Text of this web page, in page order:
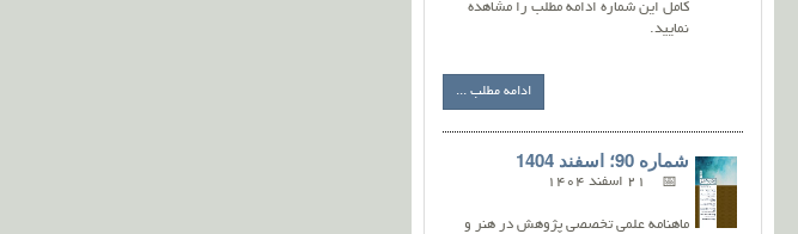
کامل این شماره ادامه مطلب را مشاهده
نمایید.
ادامه مطلب ...
شماره 90؛ اسفند 1404
21 اسفند 1404
ماهنامه علمی تخصصی پژوهش در هنر و